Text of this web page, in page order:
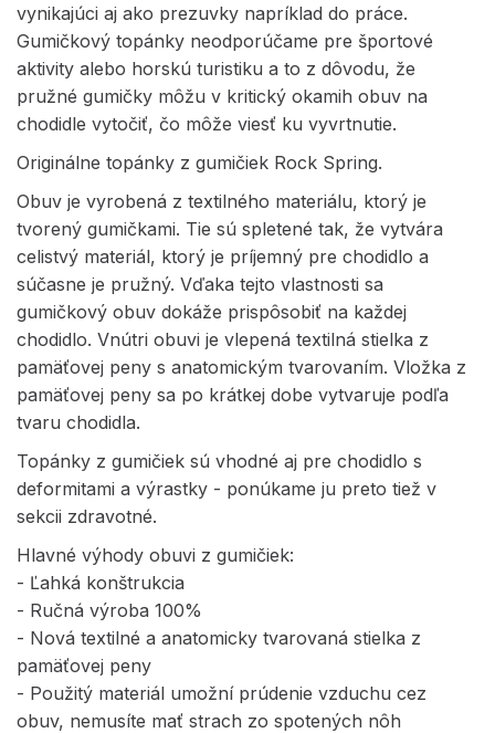
vynikajúci aj ako prezuvky napríklad do práce.
Gumičkový topánky neodporúčame pre športové
aktivity alebo horskú turistiku a to z dôvodu, že
pružné gumičky môžu v kritický okamih obuv na
chodidle vytočiť, čo môže viesť ku vyvrtnutie.
Originálne topánky z gumičiek Rock Spring.
Obuv je vyrobená z textilného materiálu, ktorý je
tvorený gumičkami. Tie sú spletené tak, že vytvára
celistvý materiál, ktorý je príjemný pre chodidlo a
súčasne je pružný. Vďaka tejto vlastnosti sa
gumičkový obuv dokáže prispôsobiť na každej
chodidlo. Vnútri obuvi je vlepená textilná stielka z
pamäťovej peny s anatomickým tvarovaním. Vložka z
pamäťovej peny sa po krátkej dobe vytvaruje podľa
tvaru chodidla.
Topánky z gumičiek sú vhodné aj pre chodidlo s
deformitami a výrastky - ponúkame ju preto tiež v
sekcii zdravotné.
Hlavné výhody obuvi z gumičiek:
- Ľahká konštrukcia
- Ručná výroba 100%
- Nová textilné a anatomicky tvarovaná stielka z
pamäťovej peny
- Použitý materiál umožní prúdenie vzduchu cez
obuv, nemusíte mať strach zo spotených nôh